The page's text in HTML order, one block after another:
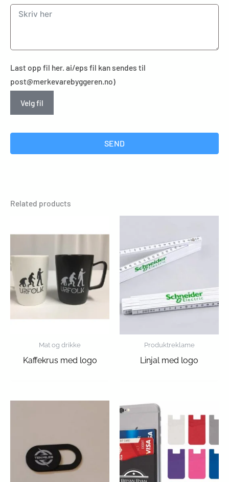
Last opp fil her. ai/eps fil kan sendes til
post@merkevarebyggeren.no)
Velg fil
SEND
Related products
Mat og drikke
Kaffekrus med logo
Produktreklame
Linjal med logo